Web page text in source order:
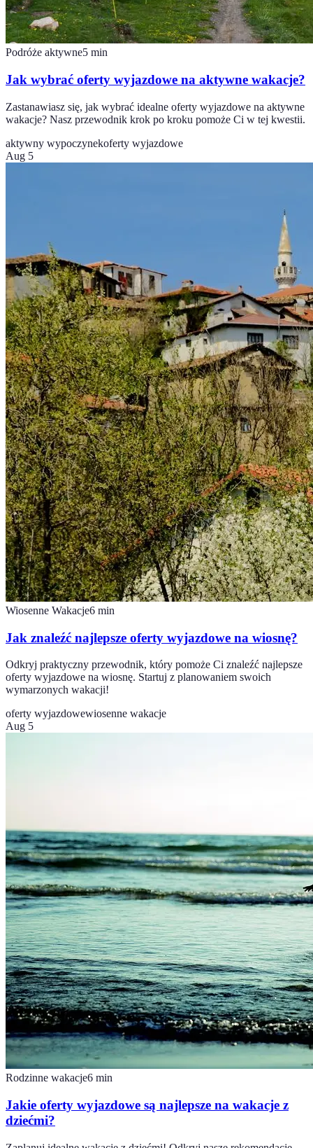
Podróże aktywne5 min
Jak wybrać oferty wyjazdowe na aktywne wakacje?
Zastanawiasz się, jak wybrać idealne oferty wyjazdowe na aktywne
wakacje? Nasz przewodnik krok po kroku pomoże Ci w tej kwestii.
aktywny wypoczynekoferty wyjazdowe
Aug 5
Wiosenne Wakacje6 min
Jak znaleźć najlepsze oferty wyjazdowe na wiosnę?
Odkryj praktyczny przewodnik, który pomoże Ci znaleźć najlepsze
oferty wyjazdowe na wiosnę. Startuj z planowaniem swoich
wymarzonych wakacji!
oferty wyjazdowewiosenne wakacje
Aug 5
Rodzinne wakacje6 min
Jakie oferty wyjazdowe są najlepsze na wakacje z
dziećmi?